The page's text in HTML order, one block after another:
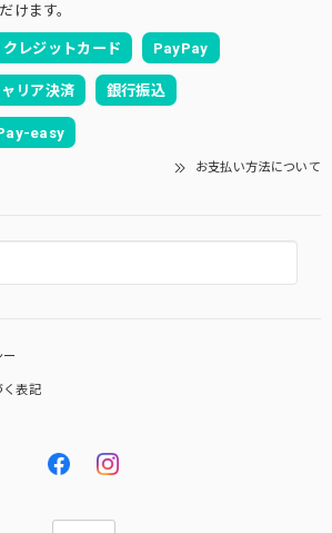
けます。
クレジットカード PayPay
リア決済 銀行振込
easy
お支払い方法について
ー
く表記